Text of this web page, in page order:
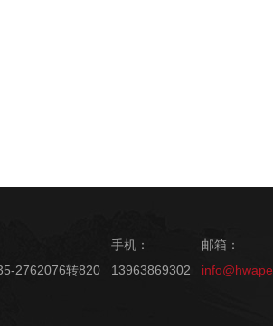
2762076转820
手机：
13963869302
邮箱：